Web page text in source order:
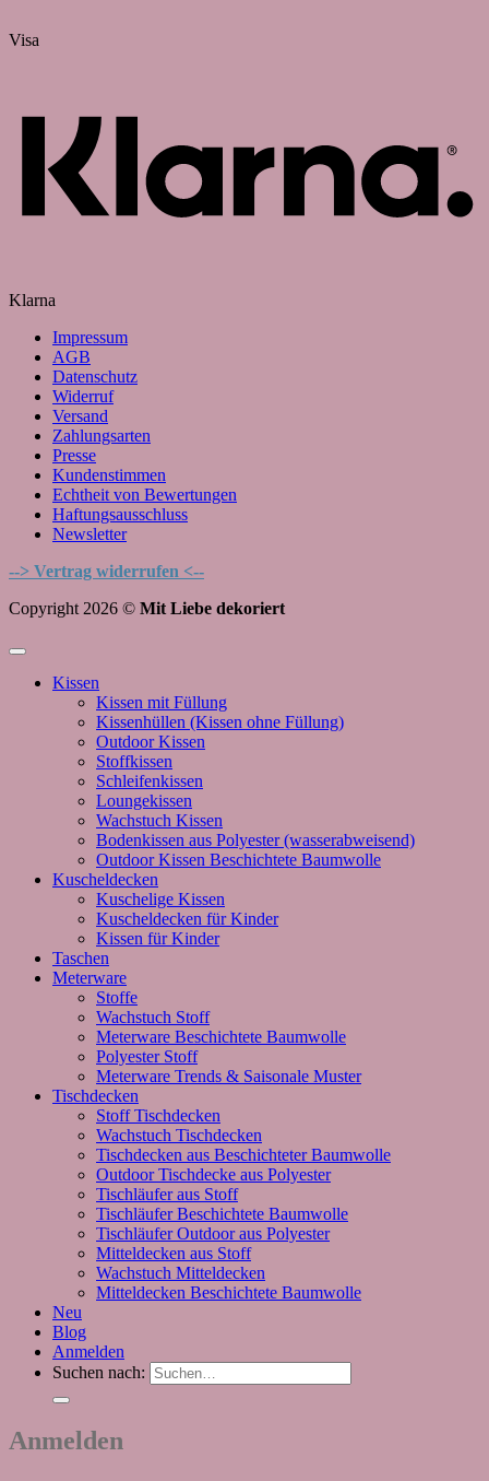
Visa
Klarna
Impressum
AGB
Datenschutz
Widerruf
Versand
Zahlungsarten
Presse
Kundenstimmen
Echtheit von Bewertungen
Haftungsausschluss
Newsletter
--> Vertrag widerrufen <--
Copyright 2026 © Mit Liebe dekoriert
Kissen
Kissen mit Füllung
Kissenhüllen (Kissen ohne Füllung)
Outdoor Kissen
Stoffkissen
Schleifenkissen
Loungekissen
Wachstuch Kissen
Bodenkissen aus Polyester (wasserabweisend)
Outdoor Kissen Beschichtete Baumwolle
Kuscheldecken
Kuschelige Kissen
Kuscheldecken für Kinder
Kissen für Kinder
Taschen
Meterware
Stoffe
Wachstuch Stoff
Meterware Beschichtete Baumwolle
Polyester Stoff
Meterware Trends & Saisonale Muster
Tischdecken
Stoff Tischdecken
Wachstuch Tischdecken
Tischdecken aus Beschichteter Baumwolle
Outdoor Tischdecke aus Polyester
Tischläufer aus Stoff
Tischläufer Beschichtete Baumwolle
Tischläufer Outdoor aus Polyester
Mitteldecken aus Stoff
Wachstuch Mitteldecken
Mitteldecken Beschichtete Baumwolle
Neu
Blog
Anmelden
Suchen nach:
Anmelden